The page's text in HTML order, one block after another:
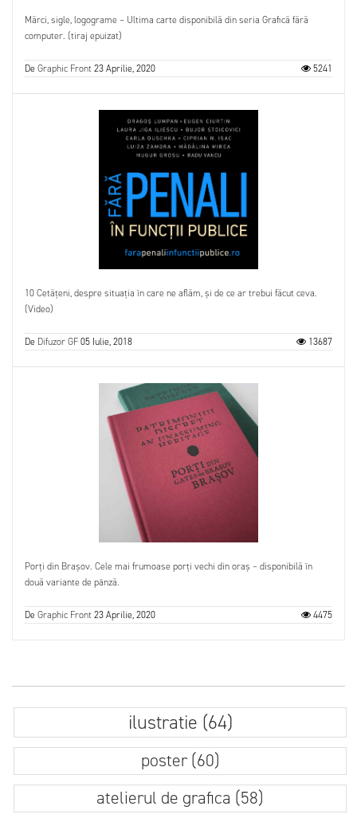
Mărci, sigle, logograme – Ultima carte disponibilă din seria Grafică fără
computer. (tiraj epuizat)
DeGraphic Front23 Aprilie, 2020 5241
10 Cetățeni, despre situația în care ne aflăm, și de ce ar trebui făcut ceva.
(Video)
De Difuzor GF05 Iulie, 2018 13687
Porți din Brașov. Cele mai frumoase porți vechi din oraș – disponibilă în
două variante de pânză.
DeGraphic Front23 Aprilie, 2020 4475
ilustratie (64)
poster (60)
atelierul de grafica (58)